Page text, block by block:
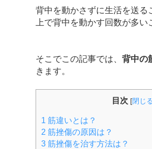
背中を動かさずに生活を送る
上で背中を動かす回数が多
そこでこの記事では、 背中の
きます。
目次 [閉じる
1 筋違いとは？
2 筋挫傷の原因は？
3 筋挫傷を治す方法は？